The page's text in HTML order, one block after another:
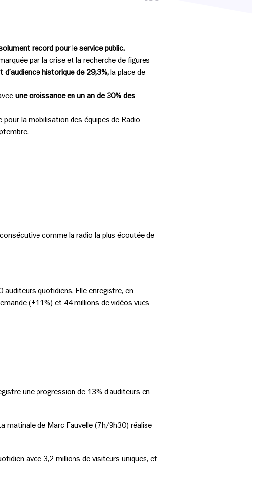
record pour le service public.
par la crise et la recherche de figures
d’audience historique de 29,3%, la place de
une croissance en un an de 30% des
la mobilisation des équipes de Radio
comme la radio la plus écoutée de
quotidiens. Elle enregistre, en
(+11%) et 44 millions de vidéos vues
une progression de 13% d’auditeurs en
matinale de Marc Fauvelle (7h/9h30) réalise
avec 3,2 millions de visiteurs uniques, et